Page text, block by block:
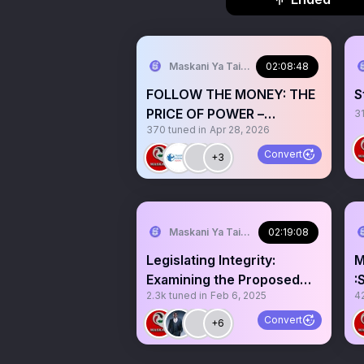
Maskani Ya Taifa 🇰🇪 02:08:48
FOLLOW THE MONEY: THE
PRICE OF POWER –
Exposing the Influence of
Money in Politics
370 tuned in Apr 28, 2026
+3 Convert
Maskani Ya Taifa 🇰🇪 02:19:08
Legislating Integrity:
Examining the Proposed
Amendments to Kenya’s An
2.3k tuned in Feb 6, 2025
+6 Convert